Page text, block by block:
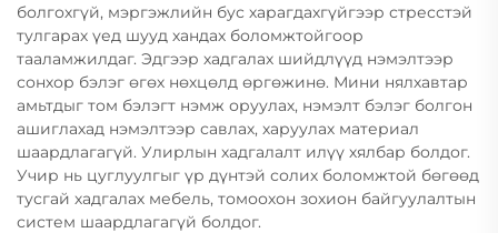
болгохгүй, мэргэжлийн бус харагдахгүйгээр стресстэй
тулгарах үед шууд хандах боломжтойгоор
тааламжилдаг. Эдгээр хадгалах шийдлүүд нэмэлтээр
сонхор бэлэг өгөх нөхцөлд өргөжинө. Мини нялхавтар
амьтдыг том бэлэгт нэмж оруулах, нэмэлт бэлэг болгон
ашиглахад нэмэлтээр савлах, харуулах материал
шаардлагагүй. Улирлын хадгалалт илүү хялбар болдог.
Учир нь цуглуулгыг үр дүнтэй солих боломжтой бөгөөд
тусгай хадгалах мебель, томоохон зохион байгуулалтын
систем шаардлагагүй болдог.